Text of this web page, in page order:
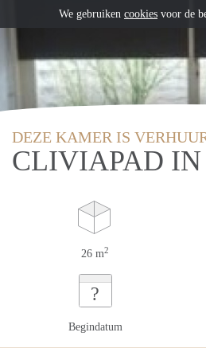
DEZE KAMER IS
CLIVIAPAD
26 m2
?
Begindatum
We gebruiken cookies voor de